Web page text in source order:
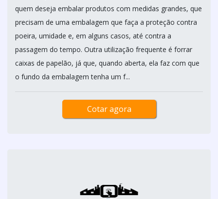
quem deseja embalar produtos com medidas grandes, que
precisam de uma embalagem que faça a proteção contra
poeira, umidade e, em alguns casos, até contra a
passagem do tempo. Outra utilização frequente é forrar
caixas de papelão, já que, quando aberta, ela faz com que
o fundo da embalagem tenha um f...
Cotar agora